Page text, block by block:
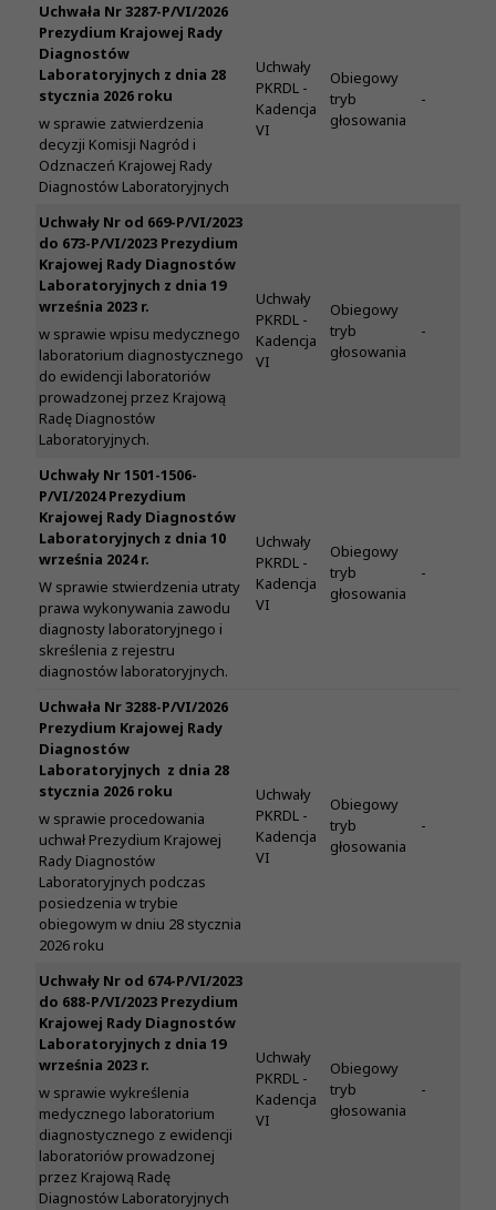
Uchwała Nr 3287-P/VI/2026
Prezydium Krajowej Rady
Diagnostów
Laboratoryjnych z dnia 28
stycznia 2026 roku
w sprawie zatwierdzenia
decyzji Komisji Nagród i
Odznaczeń Krajowej Rady
Diagnostów Laboratoryjnych
Uchwały
PKRDL -
Kadencja
VI
Obiegowy
tryb
głosowania
-
Uchwały Nr od 669-P/VI/2023
do 673-P/VI/2023 Prezydium
Krajowej Rady Diagnostów
Laboratoryjnych z dnia 19
września 2023 r.
w sprawie wpisu medycznego
laboratorium diagnostycznego
do ewidencji laboratoriów
prowadzonej przez Krajową
Radę Diagnostów
Laboratoryjnych.
Uchwały
PKRDL -
Kadencja
VI
Obiegowy
tryb
głosowania
-
Uchwały Nr 1501-1506-
P/VI/2024 Prezydium
Krajowej Rady Diagnostów
Laboratoryjnych z dnia 10
września 2024 r.
W sprawie stwierdzenia utraty
prawa wykonywania zawodu
diagnosty laboratoryjnego i
skreślenia z rejestru
diagnostów laboratoryjnych.
Uchwały
PKRDL -
Kadencja
VI
Obiegowy
tryb
głosowania
-
Uchwała Nr 3288-P/VI/2026
Prezydium Krajowej Rady
Diagnostów
Laboratoryjnych z dnia 28
stycznia 2026 roku
w sprawie procedowania
uchwał Prezydium Krajowej
Rady Diagnostów
Laboratoryjnych podczas
posiedzenia w trybie
obiegowym w dniu 28 stycznia
2026 roku
Uchwały
PKRDL -
Kadencja
VI
Obiegowy
tryb
głosowania
-
Uchwały Nr od 674-P/VI/2023
do 688-P/VI/2023 Prezydium
Krajowej Rady Diagnostów
Laboratoryjnych z dnia 19
września 2023 r.
w sprawie wykreślenia
medycznego laboratorium
diagnostycznego z ewidencji
laboratoriów prowadzonej
przez Krajową Radę
Diagnostów Laboratoryjnych
Uchwały
PKRDL -
Kadencja
VI
Obiegowy
tryb
głosowania
-